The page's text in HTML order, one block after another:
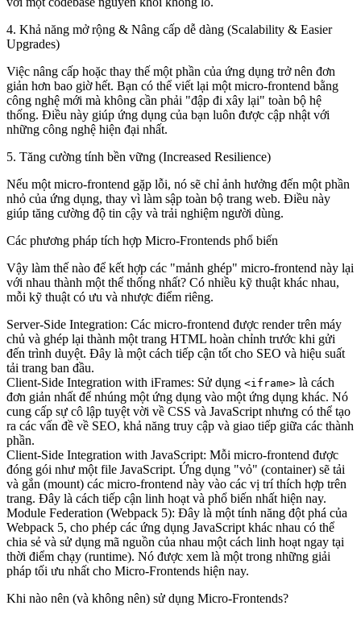
4. Khả năng mở rộng & Nâng cấp dễ dàng (Scalability & Easier
Upgrades)
Việc nâng cấp hoặc thay thế một phần của ứng dụng trở nên đơn
giản hơn bao giờ hết. Bạn có thể viết lại một micro-frontend bằng
công nghệ mới mà không cần phải "đập đi xây lại" toàn bộ hệ
thống. Điều này giúp ứng dụng của bạn luôn được cập nhật với
những công nghệ hiện đại nhất.
5. Tăng cường tính bền vững (Increased Resilience)
Nếu một micro-frontend gặp lỗi, nó sẽ chỉ ảnh hưởng đến một phần
nhỏ của ứng dụng, thay vì làm sập toàn bộ trang web. Điều này
giúp tăng cường độ tin cậy và trải nghiệm người dùng.
Các phương pháp tích hợp Micro-Frontends phổ biến
Vậy làm thế nào để kết hợp các "mảnh ghép" micro-frontend này lại
với nhau thành một thể thống nhất? Có nhiều kỹ thuật khác nhau,
mỗi kỹ thuật có ưu và nhược điểm riêng.
Server-Side Integration: Các micro-frontend được render trên máy
chủ và ghép lại thành một trang HTML hoàn chỉnh trước khi gửi
đến trình duyệt. Đây là một cách tiếp cận tốt cho SEO và hiệu suất
tải trang ban đầu.
Client-Side Integration with iFrames: Sử dụng <iframe> là cách
đơn giản nhất để nhúng một ứng dụng vào một ứng dụng khác. Nó
cung cấp sự cô lập tuyệt vời về CSS và JavaScript nhưng có thể tạo
ra các vấn đề về SEO, khả năng truy cập và giao tiếp giữa các thành
phần.
Client-Side Integration with JavaScript: Mỗi micro-frontend được
đóng gói như một file JavaScript. Ứng dụng "vỏ" (container) sẽ tải
và gắn (mount) các micro-frontend này vào các vị trí thích hợp trên
trang. Đây là cách tiếp cận linh hoạt và phổ biến nhất hiện nay.
Module Federation (Webpack 5): Đây là một tính năng đột phá của
Webpack 5, cho phép các ứng dụng JavaScript khác nhau có thể
chia sẻ và sử dụng mã nguồn của nhau một cách linh hoạt ngay tại
thời điểm chạy (runtime). Nó được xem là một trong những giải
pháp tối ưu nhất cho Micro-Frontends hiện nay.
Khi nào nên (và không nên) sử dụng Micro-Frontends?